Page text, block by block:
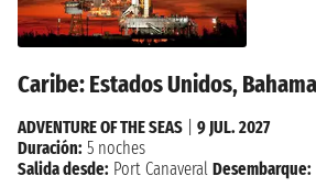
Caribe: Estados Unidos,
ADVENTURE OF THE SEAS
9 JUL. 2027
Duración: 5 noches
Salida desde: Port Canaveral Desembarque: